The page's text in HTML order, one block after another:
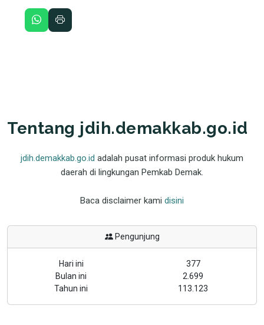
Tentang jdih.demakkab.go.id
jdih.demakkab.go.id adalah pusat informasi produk hukum
daerah di lingkungan Pemkab Demak.
Baca disclaimer kami disini
Pengunjung
Hari ini
377
Bulan ini
2.699
Tahun ini
113.123